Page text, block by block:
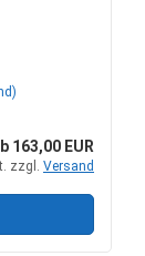
163,00 EUR
zzgl. Versand